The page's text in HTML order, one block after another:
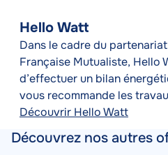
Hello Watt
Dans le cadre du
Française Mutualiste, Hello
d’effectuer un bilan
Découvrir Hello Watt
Découvrez nos autres
marketing
travaux
Description
courte
Nouveau logement à
aménager, envie de
repeindre votre
salon ou de
remplacer votre
cuisine... ça y est
c'est décidé vous
vous lancez dans
vos travaux ! Les